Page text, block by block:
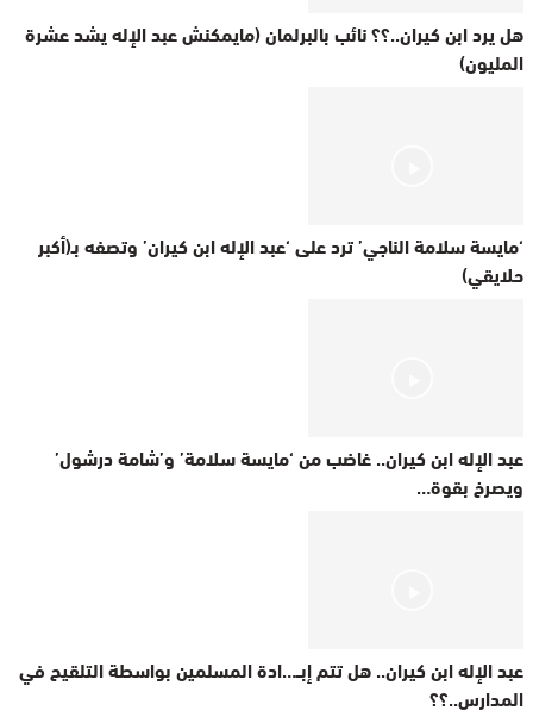
هل يرد ابن كيران..؟؟ نائب بالبرلمان (مايمكنش عبد الإله يشد عشرة
المليون)
‘مايسة سلامة الناجي’ ترد على ‘عبد الإله ابن كيران’ وتصفه بـ(أكبر
حلايقي)
عبد الإله ابن كيران.. غاضب من ‘مايسة سلامة’ و’شامة درشول’
ويصرخ بقوة…
عبد الإله ابن كيران.. هل تتم إبــ…ادة المسلمين بواسطة التلقيح في
المدارس..؟؟